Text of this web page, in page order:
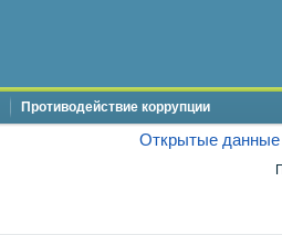
Противодействие коррупции
Открытые данные